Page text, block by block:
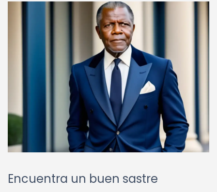
Encuentra un buen sastre